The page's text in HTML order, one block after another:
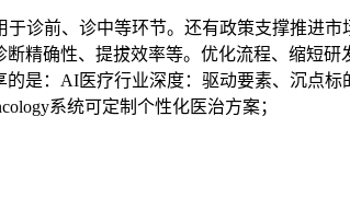
前、诊中等环节。还有政策支撑推进
精确性、提拔效率等。优化流程、缩短
是：AI医疗行业深度：驱动要素、沉点
系统可定制个性化医治方案；